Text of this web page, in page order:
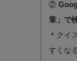
②
章」で
＊クイ
すくな